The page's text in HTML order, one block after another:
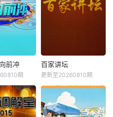
前冲
期
百家讲坛
更新至20260810期